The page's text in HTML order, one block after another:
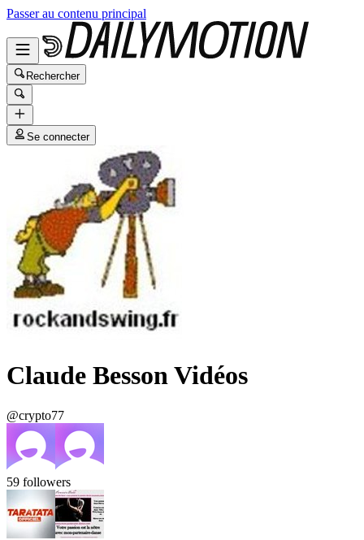
Passer au contenu principal
Rechercher
Se connecter
Claude Besson Vidéos
@crypto77
59 followers